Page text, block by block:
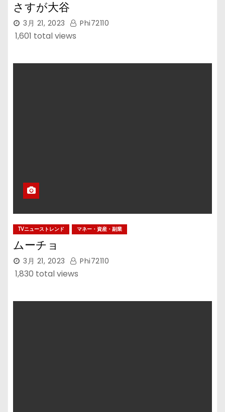
さすが大谷
3月 21, 2023 Phi72110
1,601 total views
TVニューストレンド マネー・資産・副業
ムーチョ
3月 21, 2023 Phi72110
1,830 total views